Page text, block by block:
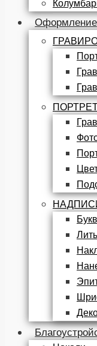
Оформление